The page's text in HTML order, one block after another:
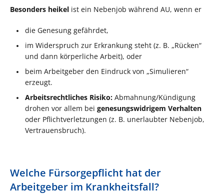
Besonders heikel ist ein Nebenjob während AU, wenn er
die Genesung gefährdet,
im Widerspruch zur Erkrankung steht (z. B. „Rücken“
und dann körperliche Arbeit), oder
beim Arbeitgeber den Eindruck von „Simulieren“
erzeugt.
Arbeitsrechtliches Risiko: Abmahnung/Kündigung
drohen vor allem bei genesungswidrigem Verhalten
oder Pflichtverletzungen (z. B. unerlaubter Nebenjob,
Vertrauensbruch).
Welche Fürsorgepflicht hat der
Arbeitgeber im Krankheitsfall?